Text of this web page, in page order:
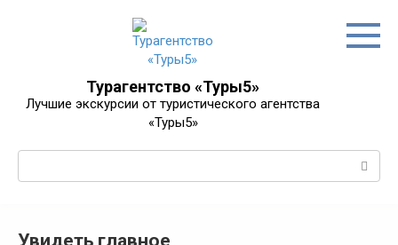
Турагентство «Туры5»
Лучшие экскурсии от туристического агентства
«Туры5»
Увидеть главное